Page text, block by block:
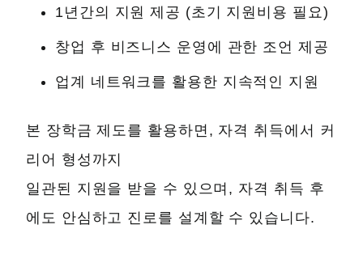
1년간의 지원 제공 (초기 지원비용 필요)
창업 후 비즈니스 운영에 관한 조언 제공
업계 네트워크를 활용한 지속적인 지원
본 장학금 제도를 활용하면, 자격 취득에서 커
리어 형성까지
일관된 지원을 받을 수 있으며, 자격 취득 후
에도 안심하고 진로를 설계할 수 있습니다.